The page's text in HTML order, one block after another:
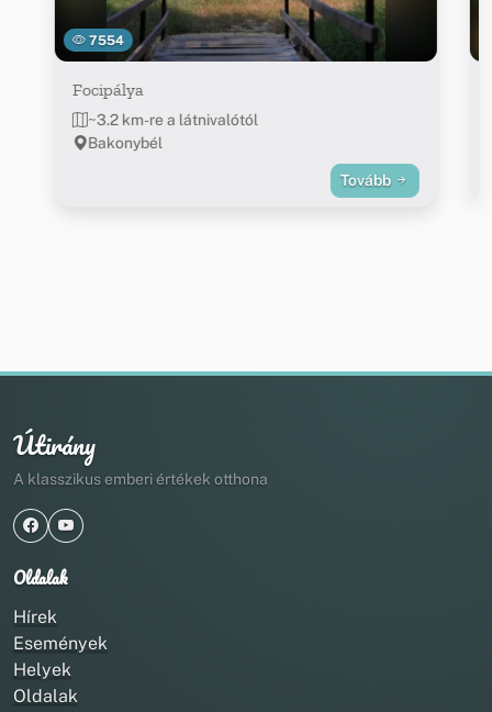
7554
Focipálya
~3.2 km-re a látnivalótól
Bakonybél
Tovább
Útirány
A klasszikus emberi értékek otthona
Oldalak
Hírek
Események
Helyek
Oldalak